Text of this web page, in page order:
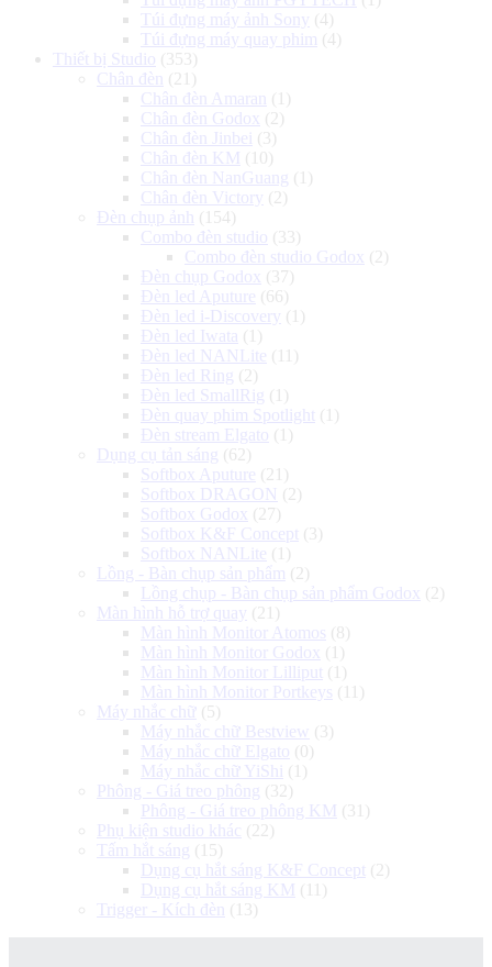
Túi đựng máy ảnh Sony (4)
Túi đựng máy quay phim (4)
Thiết bị Studio (353)
Chân đèn
(21)
Chân đèn Amaran
(1)
Chân đèn Godox (2)
Chân đèn Jinbei (3)
Chân đèn KM (10)
Chân đèn NanGuang (1)
Chân đèn Victory (2)
Đèn chụp ảnh
(154)
Combo đèn studio (33)
Combo đèn studio Godox (2)
Đèn chụp Godox (37)
Đèn led Aputure (66)
Đèn led i-Discovery (1)
Đèn led Iwata (1)
Đèn led NANLite (11)
Đèn led Ring (2)
Đèn led SmallRig (1)
Đèn quay phim Spotlight (1)
Đèn stream Elgato (1)
Dụng cụ tản sáng (62)
Softbox Aputure (21)
Softbox DRAGON (2)
Softbox Godox (27)
Softbox K&F Concept (3)
Softbox NANLite (1)
Lồng - Bàn chụp sản phẩm (2)
Lồng chụp - Bàn chụp sản phẩm Godox (2)
Màn hình hỗ trợ quay (21)
Màn hình Monitor Atomos (8)
Màn hình Monitor Godox (1)
Màn hình Monitor Lilliput (1)
Màn hình Monitor Portkeys (11)
Máy nhắc chữ (5)
Máy nhắc chữ Bestview (3)
Máy nhắc chữ Elgato (0)
Máy nhắc chữ YiShi
(1)
Phông - Giá treo phông (32)
Phông - Giá treo phông KM (31)
Phụ kiện studio khác (22)
Tấm hắt sáng (15)
Dụng cụ hắt sáng K&F Concept (2)
Dụng cụ hắt sáng KM (11)
Trigger - Kích đèn
(13)